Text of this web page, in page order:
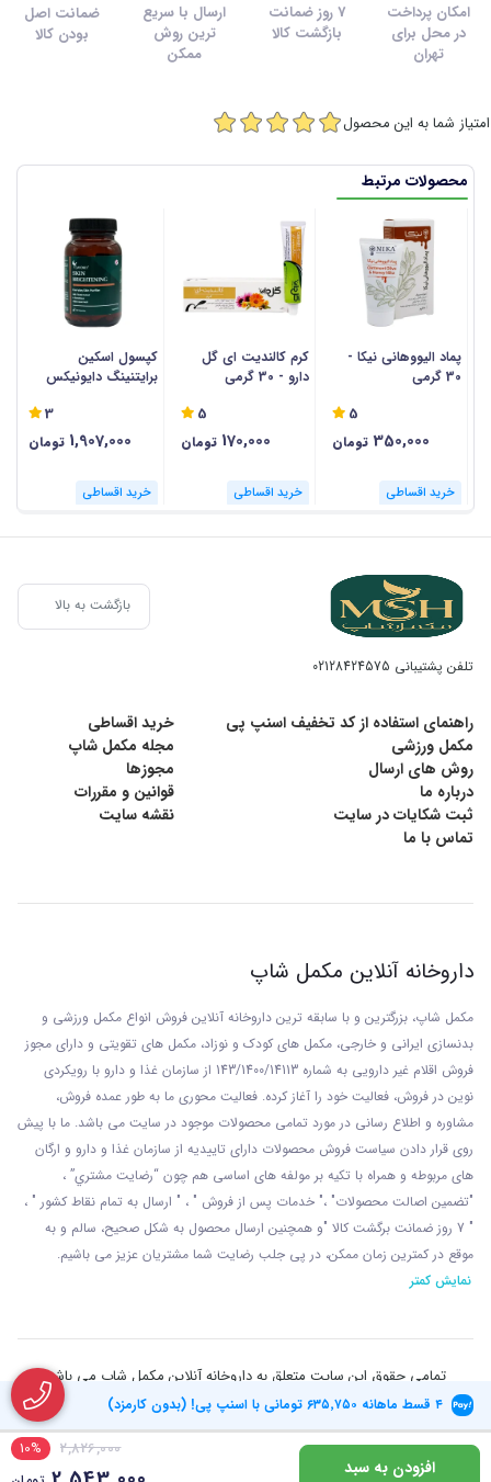
۶۳۵٬۷۵۰ تومانی با اسنپ پی! (بدون کارمزد)
افزودن به سبد
2,826,000
10%
امکان پرداخت
در محل برای
تهران
7 روز ضمانت
بازگشت کالا
ارسال با سریع
ترین روش
ممکن
ضمانت اصل
بودن کالا
امتیاز شما به این محصول
محصولات مرتبط
پماد الیووهانی نیکا -
30 گرمی
5
350,000 تومان
خرید اقساطی
کرم کالندیت ای گل
دارو - 30 گرمی
5
170,000 تومان
خرید اقساطی
کپسول اسکین
برایتنینگ دایونیکس
3
1,907,000 تومان
خرید اقساطی
بازگشت به بالا
تلفن پشتیبانی 02128424575
راهنمای استفاده از کد تخفیف اسنپ پی
خرید اقساطی
مکمل ورزشی
مجله مکمل شاپ
روش های ارسال
مجوزها
درباره ما
قوانین و مقررات
ثبت شکایات در سایت
نقشه سایت
تماس با ما
داروخانه آنلاین مکمل شاپ
مکمل شاپ، بزرگترین و با سابقه ترین داروخانه آنلاین فروش انواع مکمل ورزشی و
بدنسازی ایرانی و خارجی، مکمل های کودک و نوزاد، مکمل های تقویتی و دارای مجوز
فروش اقلام غیر دارویی به شماره 143/1400/14113 از
سازمان غذا و دارو با رويکردی
نوين در فروش، فعاليت خود را آغاز کرده. فعاليت محوری ما به طور عمده فروش،
مشاوره و اطلاع رسانی در مورد تمامی محصولات موجود در سایت می باشد. ما با پيش
روی قرار دادن سياست فروش محصولات دارای تاييديه از سازمان غذا و دارو و ارگان
های مربوطه و همراه با تکيه بر مولفه های اساسی هم چون “رضايت مشتري” ،
"تضمين اصالت محصولات" ،" خدمات پس از فروش " ، " ارسال به تمام نقاط کشور " ،
" 7 روز ضمانت برگشت کالا "و همچنين ارسال محصول به شکل صحيح، سالم و به
موقع در کمترين زمان ممکن، در پی جلب رضايت شما مشتريان عزیز می باشيم.
نمایش کمتر
تمامی حقوق این سایت متعلق به داروخانه آنلاین مکمل شاپ می باشد